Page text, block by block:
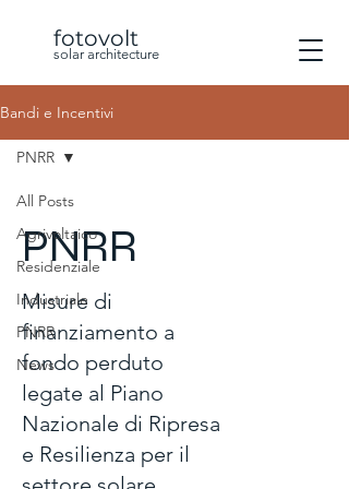
fotovolt
solar architecture
Bandi e Incentivi
All Posts
Agrivoltaico
Residenziale
Industriale
PNRR
News
PNRR
PNRR
Misure di
finanziamento a
fondo perduto
legate al Piano
Nazionale di Ripresa
e Resilienza per il